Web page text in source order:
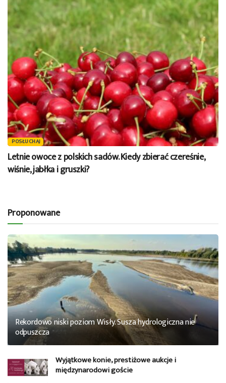
POSŁUCHAJ
Letnie owoce z polskich sadów. Kiedy zbierać czereśnie,
wiśnie, jabłka i gruszki?
Proponowane
Rekordowo niski poziom Wisły. Susza hydrologiczna nie
odpuszcza
Wyjątkowe konie, prestiżowe aukcje i
międzynarodowi goście